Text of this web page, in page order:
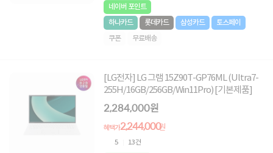
네이버 포인트
하나카드
롯데카드 삼성카드
토스페이
쿠폰
무료배송
[LG전자] LG 그램 15Z90T-GP76ML (Ultra7-
255H/16GB/256GB/Win11Pro) [기본제품]
2,284,000원
혜택가2,244,000원
5 13건